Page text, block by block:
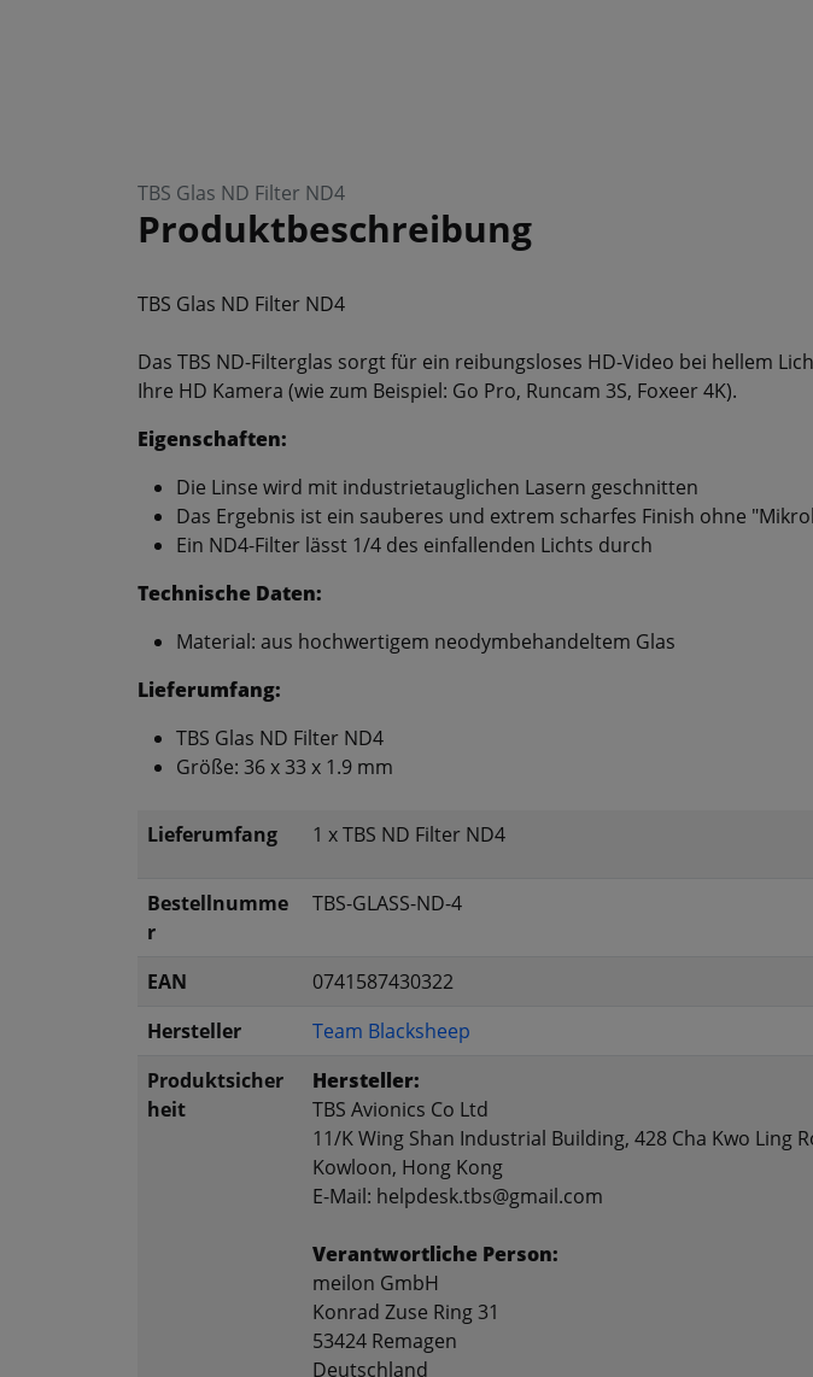
TBS Glas ND Filter ND4
Produktbeschreibung
TBS Glas ND Filter ND4
Das TBS ND-Filterglas sorgt für ein reibungsloses HD-Video bei hellem
Ihre HD Kamera (wie zum Beispiel: Go Pro, Runcam 3S, Foxeer 4K).
Eigenschaften:
Die Linse wird mit industrietauglichen Lasern geschnitten
Das Ergebnis ist ein sauberes und extrem scharfes Finish ohne
Ein ND4-Filter lässt 1/4 des einfallenden Lichts durch
Technische Daten:
Material: aus hochwertigem neodymbehandeltem Glas
Lieferumfang:
TBS Glas ND Filter ND4
Größe: 36 x 33 x 1.9 mm
Lieferumfang 1 x TBS ND Filter ND4
Bestellnumme
r
TBS-GLASS-ND-4
EAN
0741587430322
Hersteller
Team Blacksheep
Produktsicher
heit
Hersteller:
TBS Avionics Co Ltd
11/K Wing Shan Industrial Building, 428 Cha Kwo Ling
Kowloon, Hong Kong
E-Mail: helpdesk.tbs@gmail.com
Verantwortliche Person:
meilon GmbH
Konrad Zuse Ring 31
53424 Remagen
Deutschland